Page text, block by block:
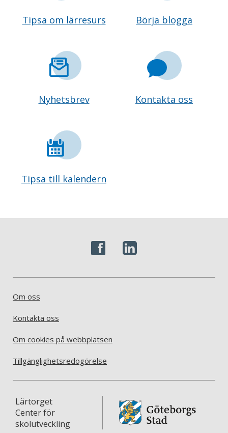
Tipsa om lärresurs Börja blogga
Nyhetsbrev Kontakta oss
Tipsa till kalendern
Om oss
Kontakta oss
Om cookies på webbplatsen
Tillgänglighetsredogörelse
Lärtorget
Center för
skolutveckling